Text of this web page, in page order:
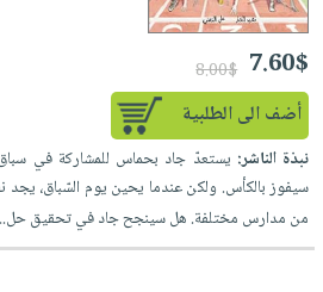
7.60$
8.00$
أضف الى الطلبية
نبذة الناشر: يستعدّ جاد بحماس للمشاركة في
سيفوز بالكأس. ولكن عندما يحين يوم السّباق،
من مدارس مختلفة. هل سينجح جاد في تحقيق